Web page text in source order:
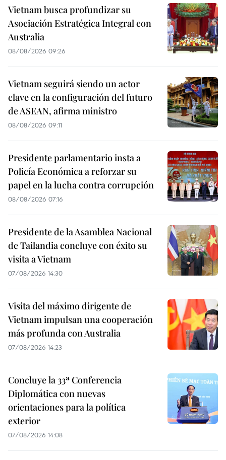
Vietnam busca profundizar su
Asociación Estratégica Integral con
Australia
08/08/2026 09:26
Vietnam seguirá siendo un actor
clave en la configuración del futuro
de ASEAN, afirma ministro
08/08/2026 09:11
Presidente parlamentario insta a
Policía Económica a reforzar su
papel en la lucha contra corrupción
08/08/2026 07:16
Presidente de la Asamblea Nacional
de Tailandia concluye con éxito su
visita a Vietnam
07/08/2026 14:30
Visita del máximo dirigente de
Vietnam impulsan una cooperación
más profunda con Australia
07/08/2026 14:23
Concluye la 33ª Conferencia
Diplomática con nuevas
orientaciones para la política
exterior
07/08/2026 14:08